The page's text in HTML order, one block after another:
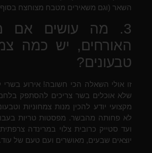
השאר (וגם משאירים מטבח מצוחצח
האורחים, יש כמה
טבעונים?
זו אולי השאלה הכי חשובה! אירוע
שלא אוכלים בשר צריכים להסתפק
מקצועי יודע להכין מנות צמחוניות
לא פחותה מהבשר. מפסטות טריות
ועד סטייק כרובית צלוי במרינדה
יוצאים שבעים, מאושרים ועם טעם של עוד.